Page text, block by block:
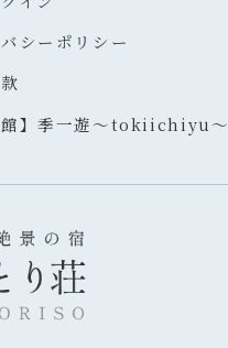
シーポリシー
】季一遊～tokiichiyu～